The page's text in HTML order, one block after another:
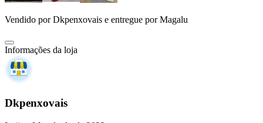
Vendido porDkpenxovais e entregue por Magalu
Informações da loja
Dkpenxovais